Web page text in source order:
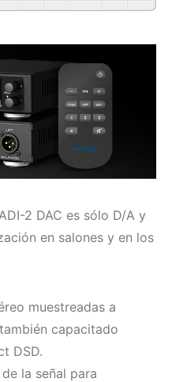
2 DAC es sólo D/A y
en salones y en los
muestreadas a
capacitado
DSD.
de la señal para